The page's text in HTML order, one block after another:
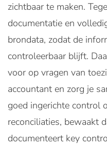
zichtbaar te maken.
documentatie en
brondata, zodat de
controleerbaar blijft.
voor op vragen van
accountant en zorg je
goed ingerichte control
reconciliaties, bewaakt
documenteert key